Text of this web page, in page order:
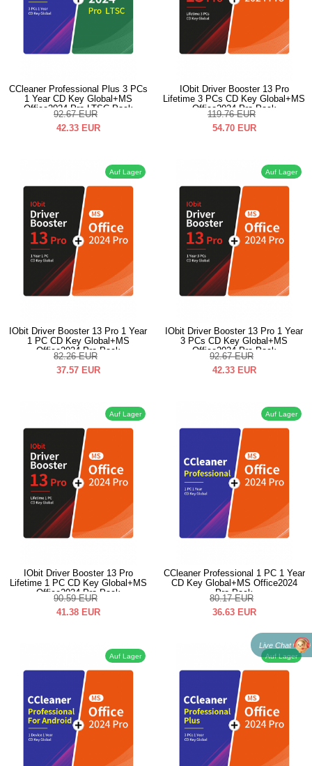
CCleaner Professional Plus 3 PCs
1 Year CD Key Global+MS
Office2024 Pro LTSC Pack
92.67 EUR
42.33 EUR
IObit Driver Booster 13 Pro
Lifetime 3 PCs CD Key Global+MS
Office2024 Pro Pack
119.76 EUR
54.70 EUR
Auf Lager
IObit Driver Booster 13 Pro 1 Year
1 PC CD Key Global+MS
Office2024 Pro Pack
82.26 EUR
37.57 EUR
Auf Lager
IObit Driver Booster 13 Pro 1 Year
3 PCs CD Key Global+MS
Office2024 Pro Pack
92.67 EUR
42.33 EUR
Auf Lager
IObit Driver Booster 13 Pro
Lifetime 1 PC CD Key Global+MS
Office2024 Pro Pack
90.59 EUR
41.38 EUR
Auf Lager
CCleaner Professional 1 PC 1 Year
CD Key Global+MS Office2024
Pro Pack
80.17 EUR
36.63 EUR
Auf Lager Auf Lager
Live Chat